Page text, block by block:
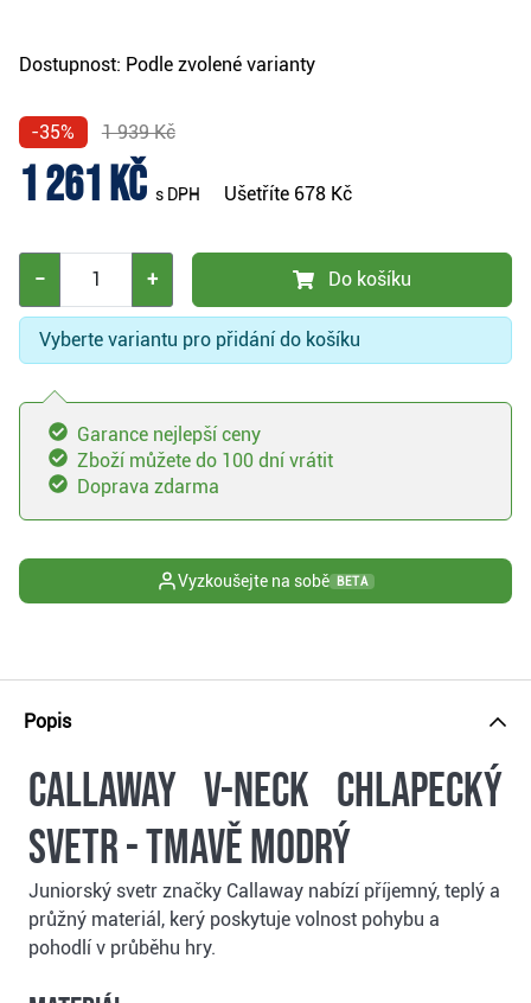
Dostupnost: Podle zvolené varianty
-35% 1 939 Kč
1 261 Kč s DPH Ušetříte 678 Kč
− + Do košíku
Vyberte variantu pro přidání do košíku
Garance nejlepší ceny
Zboží můžete do 100 dní vrátit
Doprava zdarma
Vyzkoušejte na sobě BETA
Popis
Callaway V-Neck chlapecký
svetr - tmavě modrý
Juniorský svetr značky Callaway nabízí příjemný, teplý a
průžný materiál, kerý poskytuje volnost pohybu a
pohodlí v průběhu hry.